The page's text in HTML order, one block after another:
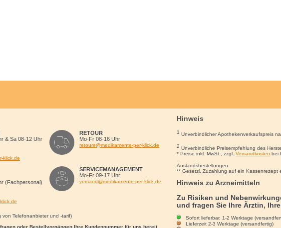
& Sa 08-12 Uhr
klick.de
(Fachpersonal)
RETOUR
Mo-Fr 08-16 Uhr
retoure@medikamente-per-klick.de
SERVICEMANAGEMENT
Mo-Fr 09-17 Uhr
versand@medikamente-per-klick.de
Telefonanbieter und -tarif)
oder Bestellvorgängen Ihre Kundennummer für uns bereit.
Hinweis
1 Unverbindlicher Apothekenverkaufspreis
2 Unverbindliche Preisempfehlung des
* Preise inkl. MwSt., zzgl.Versandkosten bei
Auslandsbestellungen.
** Gesetzl. Zuzahlung auf ein Kassenrezept
Hinweis zu Arzneimitteln
Zu Risiken und
und fragen Sie Ihre Ärztin,
Sofort lieferbar, 1-2 Werktage
Lieferzeit 2-3 Werktage (versandfertig)